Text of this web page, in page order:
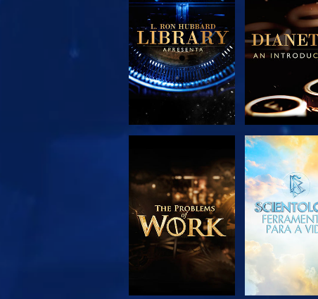
EXPLORAR A
SÉRIE
SÉRIE
EXPLORAR A
SÉRIE
VER